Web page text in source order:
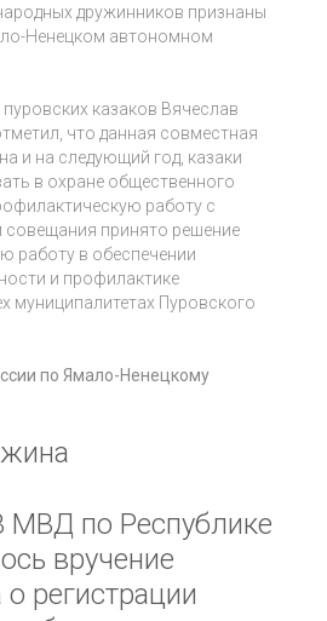
дружинников признаны
Ненецком автономном
казаков Вячеслав
что данная совместная
и на следующий год, казаки
в охране общественного
работу с
принято решение
работу в обеспечении
и профилактике
муниципалитетах Пуровского
по Ямало-Ненецкому
МВД по Республике
вручение
регистрации